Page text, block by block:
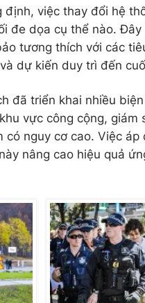
định, việc thay đổi hệ
đe dọa cụ thể nào.
tương thích với các
dự kiến duy trì đến
đã triển khai nhiều
vực công cộng,
nguy cơ cao. Việc
nâng cao hiệu quả